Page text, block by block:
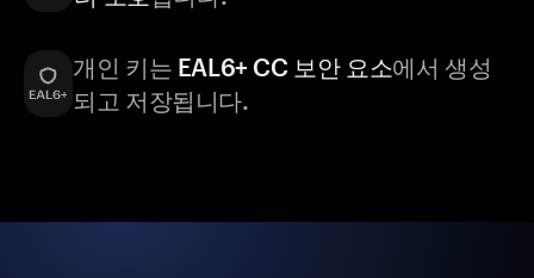
개인 키는 EAL6+ CC 보안 요소에서 생성
되고 저장됩니다.